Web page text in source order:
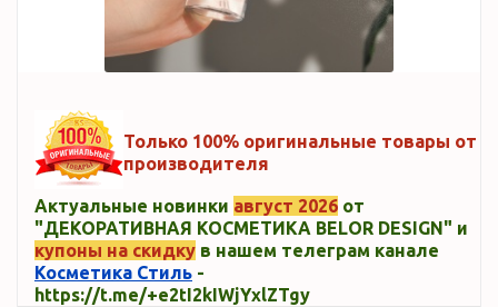
Только 100% оригинальные товары от
производителя
Актуальные новинки август 2026 от
"ДЕКОРАТИВНАЯ КОСМЕТИКА BELOR DESIGN" и
купоны на скидку в нашем телеграм канале
Косметика Стиль -
https://t.me/+e2tI2kIWjYxlZTgy